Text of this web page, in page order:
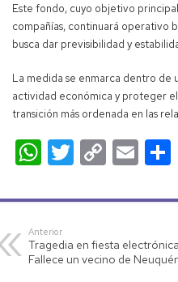
Este fondo, cuyo objetivo
compañías, continuará operativo
busca dar previsibilidad y
La medida se enmarca dentro de
actividad económica y proteger
transición más ordenada en las
W
h
at
s
A
T
wi
tt
C
o
p
Li
E
m
ail
Anterior
Tragedia en fiesta
Fallece un vecino de